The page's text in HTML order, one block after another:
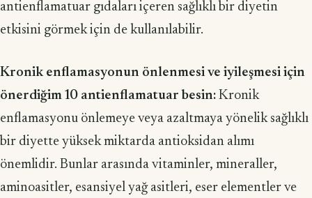
antienflamatuar gıdaları içeren sağlıklı bir diyetin
etkisini görmek için de kullanılabilir.
Kronik enflamasyonun önlenmesi ve iyileşmesi için
önerdiğim 10 antienf­lamatuar besin: Kronik
enflamasyonu önlemeye veya azaltmaya yönelik sağlıklı
bir diyette yüksek miktarda antioksidan alımı
önemlidir. Bunlar arasında vita­minler, mineraller,
aminoasitler, esansiyel yağ asitleri, eser elementler ve